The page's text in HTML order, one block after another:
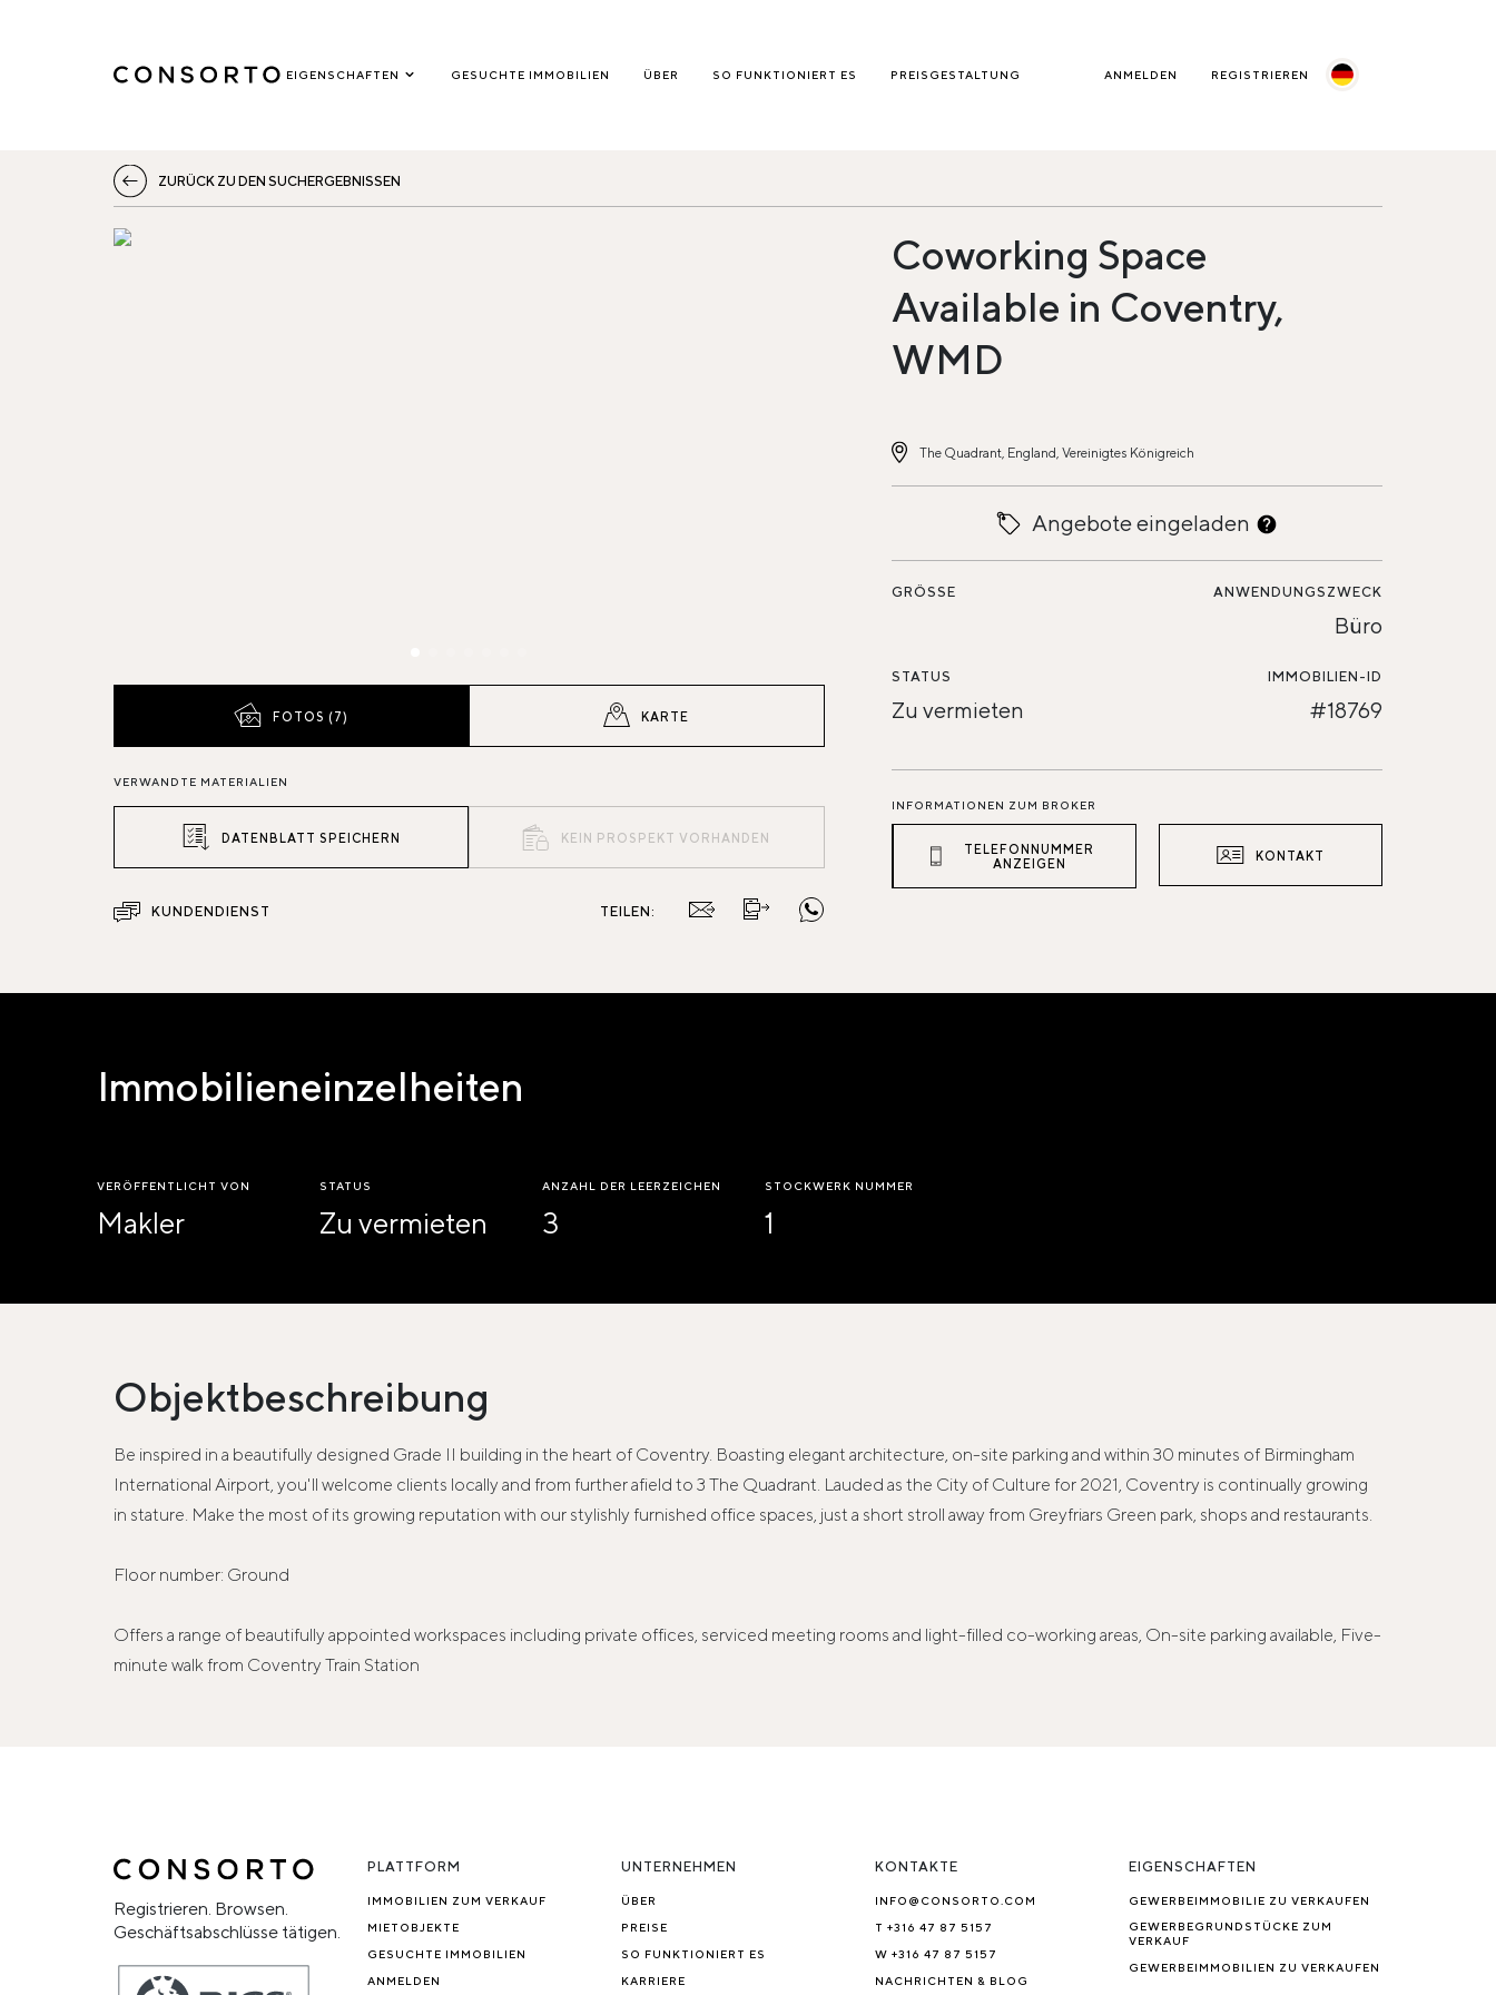
EIGENSCHAFTEN GESUCHTE IMMOBILIEN ÜBER SO FUNKTIONIERT ES PREISGESTALTUNG ANMELDEN REGISTRIEREN
ZURÜCK ZU DEN SUCHERGEBNISSEN
FOTOS (7) KARTE
VERWANDTE MATERIALIEN
DATENBLATT SPEICHERN KEIN PROSPEKT VORHANDEN
KUNDENDIENST TEILEN:
Coworking Space
Available in Coventry,
WMD
The Quadrant, England, Vereinigtes Königreich
Angebote eingeladen
GRÖSSE ANWENDUNGSZWECK
Büro
STATUS
Zu vermieten
IMMOBILIEN-ID
#18769
INFORMATIONEN ZUM BROKER
TELEFONNUMMER
ANZEIGEN
KONTAKT
Immobilieneinzelheiten
VERÖFFENTLICHT VON
Makler
STATUS
Zu vermieten
ANZAHL DER LEERZEICHEN
3
STOCKWERK NUMMER
1
Objektbeschreibung
Be inspired in a beautifully designed Grade II building in the heart of Coventry. Boasting elegant architecture, on-site parking and within 30 minutes of Birmingham
International Airport, you'll welcome clients locally and from further afield to 3 The Quadrant. Lauded as the City of Culture for 2021, Coventry is continually growing
in stature. Make the most of its growing reputation with our stylishly furnished office spaces, just a short stroll away from Greyfriars Green park, shops and restaurants.
Floor number: Ground
Offers a range of beautifully appointed workspaces including private offices, serviced meeting rooms and light-filled co-working areas, On-site parking available, Five-
minute walk from Coventry Train Station
Registrieren. Browsen.
Geschäftsabschlüsse tätigen.
PLATTFORM
IMMOBILIEN ZUM VERKAUF
MIETOBJEKTE
GESUCHTE IMMOBILIEN
ANMELDEN
UNTERNEHMEN
ÜBER
PREISE
SO FUNKTIONIERT ES
KARRIERE
KONTAKTE
INFO@CONSORTO.COM
T +316 47 87 5157
W +316 47 87 5157
NACHRICHTEN & BLOG
EIGENSCHAFTEN
GEWERBEIMMOBILIE ZU VERKAUFEN
GEWERBEGRUNDSTÜCKE ZUM
VERKAUF
GEWERBEIMMOBILIEN ZU VERKAUFEN